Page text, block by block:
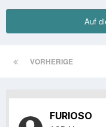
Auf
VORHERIGE
FURIOSO